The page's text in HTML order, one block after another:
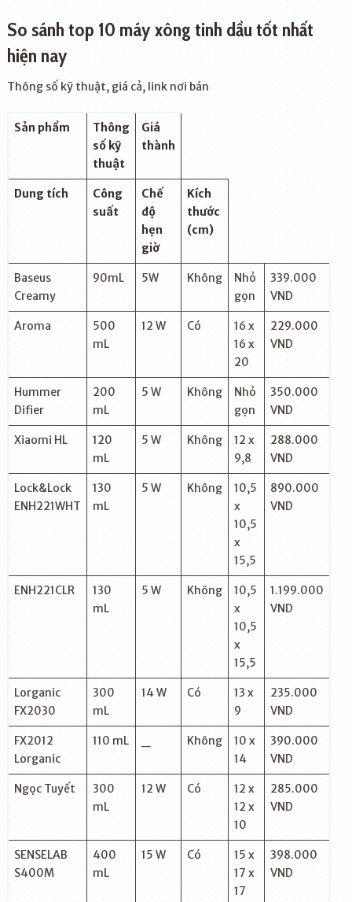
So sánh top 10 máy xông tinh dầu tốt nhất
hiện nay
Thông số kỹ thuật, giá cả, link nơi bán
Sản phẩm
Thông
số kỹ
thuật
Giá
thành
Dung tích
Công
suất
Chế
độ
hẹn
giờ
Kích
thước
(cm)
Baseus
Creamy
90mL 5W Không
Nhỏ
gọn
339.000
VND
Aroma
500
mL
12 W Có
16 x
16 x
20
229.000
VND
Hummer
Difier
200
mL
5 W Không
Nhỏ
gọn
350.000
VND
Xiaomi HL
120
mL
5 W Không
12 x
9,8
288.000
VND
Lock&Lock
ENH221WHT
130
mL
5 W Không
10,5
x
10,5
x
15,5
890.000
VND
ENH221CLR
130
mL
5 W Không
10,5
x
10,5
x
15,5
1.199.000
VND
Lorganic
FX2030
300
mL
14 W Có
13 x
9
235.000
VND
FX2012
Lorganic
110 mL Không
10 x
14
390.000
VND
Ngọc Tuyết
300
mL
12 W Có
12 x
12 x
10
285.000
VND
SENSELAB
S400M
400
mL
15 W Có
15 x
17 x
17
398.000
VND